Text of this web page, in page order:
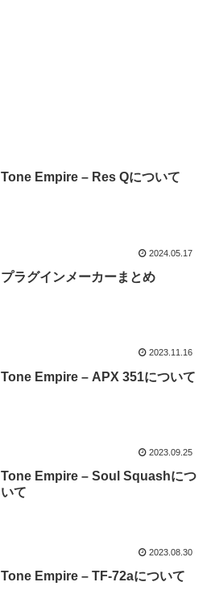
Tone Empire – Res Qについて
2024.05.17
プラグインメーカーまとめ
2023.11.16
Tone Empire – APX 351について
2023.09.25
Tone Empire – Soul Squashにつ
いて
2023.08.30
Tone Empire – TF-72aについて